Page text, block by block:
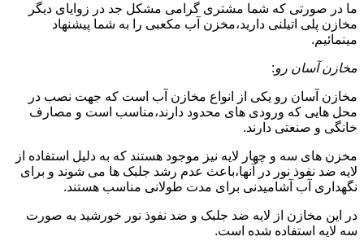
ما در صورتی که شما مشتری گرامی مشکل جد در زوایای دیگر
مخازن پلی اتیلنی دارید،مخزن آب مکعبی را به شما پیشنهاد
مینمائیم.
مخازن آسان رو:
مخازن آسان رو یکی از انواع مخازن آب است که جهت نصب در
محل هایی که ورودی های محدود دارند،مناسب است و مصارف
خانگی و صنعتی دارند.
مخزن های سه و چهار لایه نیز موجود هستند که به دلیل استفاده از
لایه ضد نفوذ نور در آنها،باعث عدم رشد جلبک ها می شوند و برای
نگهداری آب آشامیدنی برای مدت طولانی مناسب هستند.
در این مخازن از لایه ضد جلبک و ضد نفوذ نور خورشید به صورت
سه لایه استفاده شده است.